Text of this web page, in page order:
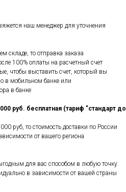
наш менеджер для уточнения
складе, то отправка заказа
100% оплаты на расчетный счет
чтобы выставить счет, который вы
в мобильном банке или
в банке
руб. бесплатная (тариф "стандарт до
руб, то стоимость доставки по России
от вашего региона
для вас способом в любую точку
в зависимости от вашей страны